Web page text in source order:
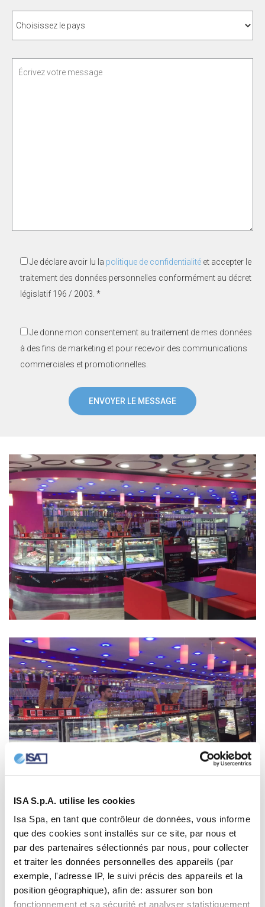
ISA S.p.A. utilise les cookies
Isa Spa, en tant que contrôleur de données, vous informe
que des cookies sont installés sur ce site, par nous et
par des partenaires sélectionnés par nous, pour collecter
et traiter les données personnelles des appareils (par
exemple, l'adresse IP, le suivi précis des appareils et la
position géographique), afin de: assurer son bon
fonctionnement et sa sécurité et analyser statistiquement
Je déclare avoir lu la politique de confidentialité et accepter le
traitement des données personnelles conformément au décret
législatif 196 / 2003. *
Je donne mon consentement au traitement de mes données
à des fins de marketing et pour recevoir des communications
commerciales et promotionnelles.